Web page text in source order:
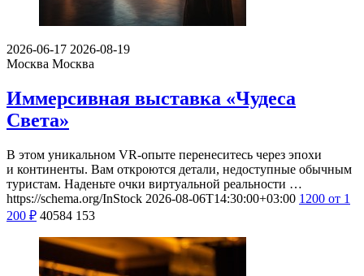
2026-06-17 2026-08-19
Москва Москва
Иммерсивная выставка «Чудеса
Света»
В этом уникальном VR-опыте перенеситесь через эпохи
и континенты. Вам откроются детали, недоступные обычным
туристам. Наденьте очки виртуальной реальности …
https://schema.org/InStock 2026-08-06T14:30:00+03:00 1200 от 1
200 ₽ 40584 153